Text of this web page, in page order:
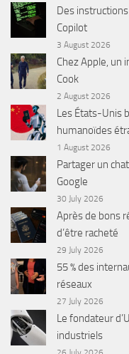
Des
Copilot
3 August 2026
Chez Apple, un
Cook
2 August 2026
Les États-Unis
humanoïdes
1 August 2026
Partager un
Google
30 July 2026
Après de bons
d’être racheté
29 July 2026
55 % des
réseaux
27 July 2026
Le fondateur
industriels